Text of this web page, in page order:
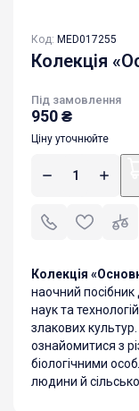
Код: MED017255
Колекція
Під замовлення
950₴
Ціну уточнюйте
Колекція
наочний посібник
наук та
злакових
ознайомитися з
біологічними
людини й